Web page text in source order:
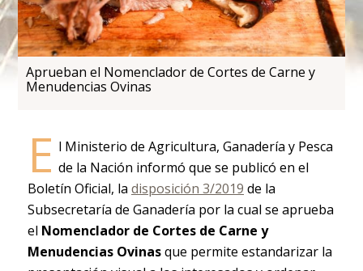
Aprueban el Nomenclador de Cortes de Carne y
Menudencias Ovinas
E l Ministerio de Agricultura, Ganadería y Pesca
de la Nación informó que se publicó en el
Boletín Oficial, la disposición 3/2019 de la
Subsecretaría de Ganadería por la cual se aprueba
el Nomenclador de Cortes de Carne y
Menudencias Ovinasque permite estandarizar la